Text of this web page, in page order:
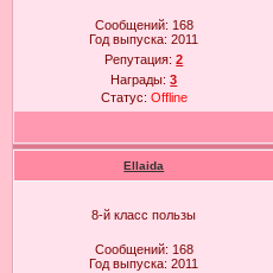
Сообщений: 168
Год выпуска:2011
Репутация:2
Награды:3
Статус: Offline
Ellaida
8-й класс пользы
Сообщений: 168
Год выпуска:2011